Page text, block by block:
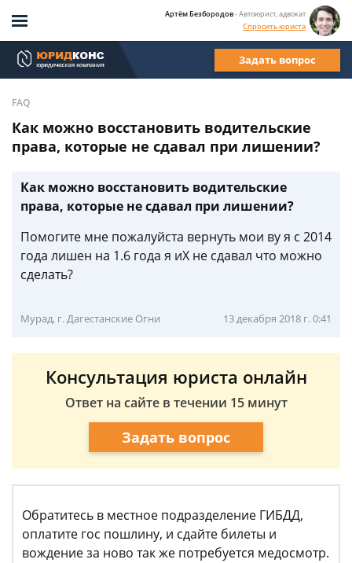
Артём Безбородов- Автоюрист, адвокат
Спросить юриста
Задать вопрос
FAQ
Как можно восстановить водительские
права, которые не сдавал при лишении?
Как можно восстановить водительские
права, которые не сдавал при лишении?
Помогите мне пожалуйста вернуть мои ву я с 2014
года лишен на 1.6 года я иХ не сдавал что можно
сделать?
Мурад, г. Дагестанские Огни 13 декабря 2018 г. 0:41
Консультация юриста онлайн
Ответ на сайте в течении 15 минут
Задать вопрос
Обратитесь в местное подразделение ГИБДД,
оплатите гос пошлину, и сдайте билеты и
вождение за ново так же потребуется медосмотр.